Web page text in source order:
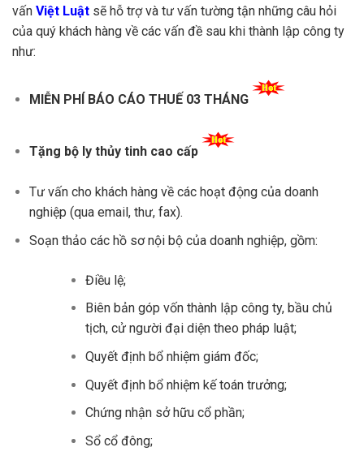
vấn Việt Luật sẽ hỗ trợ và tư vấn tường tận những câu hỏi
của quý khách hàng về các vấn đề sau khi thành lập công ty
như:
MIỄN PHÍ BÁO CÁO THUẾ 03 THÁNG
Tặng bộ ly thủy tinh cao cấp
Tư vấn cho khách hàng về các hoạt động của doanh
nghiệp (qua email, thư, fax).
Soạn thảo các hồ sơ nội bộ của doanh nghiệp, gồm:
Điều lệ;
Biên bản góp vốn thành lập công ty, bầu chủ
tịch, cử người đại diện theo pháp luật;
Quyết định bổ nhiệm giám đốc;
Quyết định bổ nhiệm kế toán trưởng;
Chứng nhận sở hữu cổ phần;
Sổ cổ đông;